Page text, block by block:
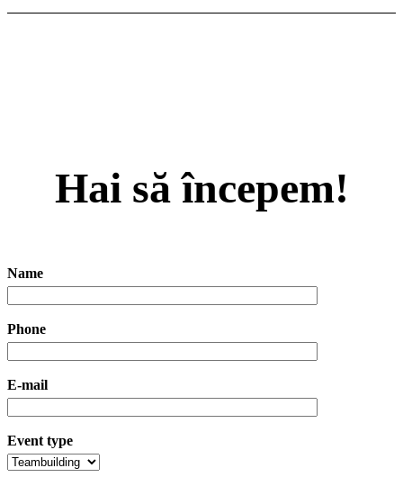
Hai să începem!
Name
Phone
E-mail
Event type